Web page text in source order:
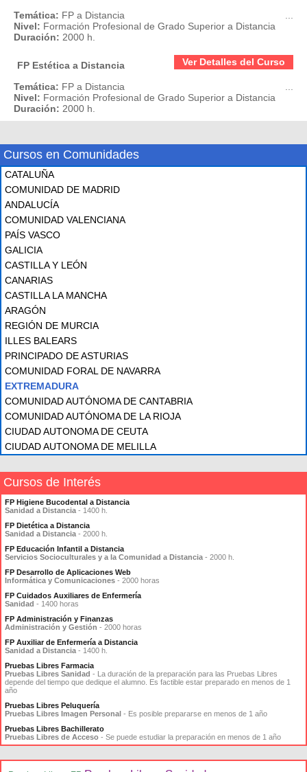
Temática: FP a Distancia
Nivel: Formación Profesional de Grado Superior a Distancia
Duración: 2000 h.
Ver Detalles del Curso
FP Estética a Distancia
Temática: FP a Distancia
Nivel: Formación Profesional de Grado Superior a Distancia
Duración: 2000 h.
Cursos en Comunidades
CATALUÑA
COMUNIDAD DE MADRID
ANDALUCÍA
COMUNIDAD VALENCIANA
PAÍS VASCO
GALICIA
CASTILLA Y LEÓN
CANARIAS
CASTILLA LA MANCHA
ARAGÓN
REGIÓN DE MURCIA
ILLES BALEARS
PRINCIPADO DE ASTURIAS
COMUNIDAD FORAL DE NAVARRA
EXTREMADURA
COMUNIDAD AUTÓNOMA DE CANTABRIA
COMUNIDAD AUTÓNOMA DE LA RIOJA
CIUDAD AUTONOMA DE CEUTA
CIUDAD AUTONOMA DE MELILLA
Cursos de Interés
FP Higiene Bucodental a Distancia
Sanidad a Distancia - 1400 h.
FP Dietética a Distancia
Sanidad a Distancia - 2000 h.
FP Educación Infantil a Distancia
Servicios Socioculturales y a la Comunidad a Distancia - 2000 h.
FP Desarrollo de Aplicaciones Web
Informática y Comunicaciones - 2000 horas
FP Cuidados Auxiliares de Enfermería
Sanidad - 1400 horas
FP Administración y Finanzas
Administración y Gestión - 2000 horas
FP Auxiliar de Enfermería a Distancia
Sanidad a Distancia - 1400 h.
Pruebas Libres Farmacia
Pruebas Libres Sanidad - La duración de la preparación para las Pruebas Libres
depende del tiempo que dedique el alumno. Es factible estar preparado en menos de 1
año
Pruebas Libres Peluquería
Pruebas Libres Imagen Personal - Es posible prepararse en menos de 1 año
Pruebas Libres Bachillerato
Pruebas Libres de Acceso - Se puede estudiar la preparación en menos de 1 año